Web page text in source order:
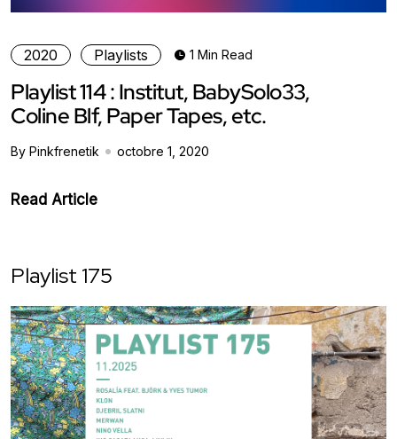
2020 Playlists 1 Min Read
Playlist 114 : Institut, BabySolo33,
Coline Blf, Paper Tapes, etc.
By Pinkfrenetik octobre 1, 2020
Read Article
Playlist 175